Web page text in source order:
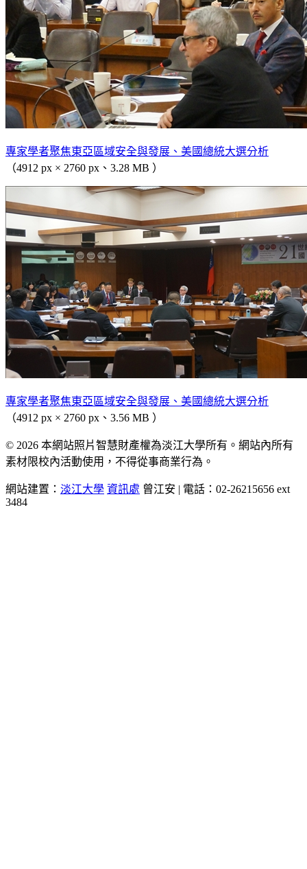
專家學者聚焦東亞區域安全與發展、美國總統大選分析
（4912 px × 2760 px、3.28 MB ）
專家學者聚焦東亞區域安全與發展、美國總統大選分析
（4912 px × 2760 px、3.56 MB ）
© 2026 本網站照片智慧財產權為淡江大學所有。網站內所有
素材限校內活動使用，不得從事商業行為。
網站建置： 淡江大學 資訊處 曾江安 | 電話：02-26215656 ext
3484